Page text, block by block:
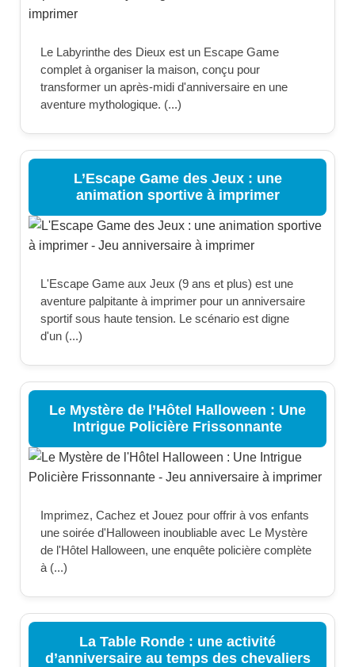
Le Labyrinthe des Dieux est un Escape Game
complet à organiser la maison, conçu pour
transformer un après-midi d'anniversaire en une
aventure mythologique. (...)
L’Escape Game des Jeux : une
animation sportive à imprimer
L'Escape Game aux Jeux (9 ans et plus) est une
aventure palpitante à imprimer pour un anniversaire
sportif sous haute tension. Le scénario est digne
d'un (...)
Le Mystère de l’Hôtel Halloween : Une
Intrigue Policière Frissonnante
Imprimez, Cachez et Jouez pour offrir à vos enfants
une soirée d'Halloween inoubliable avec Le Mystère
de l'Hôtel Halloween, une enquête policière complète
à (...)
La Table Ronde : une activité
d’anniversaire au temps des chevaliers